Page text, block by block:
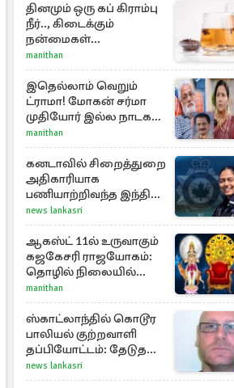
தினமும் ஒரு கப் கிராம்பு
நீர்.., கிடைக்கும்
நன்மைகள்
என்னென்ன?
manithan
இதெல்லாம் வெறும்
ட்ராமா! மோகன் சர்மா
முதியோர் இல்ல நாடகம்
குறித்து குட்டி பத்மினி
பரபரப்பு பேட்டி
manithan
கனடாவில் சிறைத்துறை
அதிகாரியாக
பணியாற்றிவந்த இந்திய
இளம்பெண்: விபத்தில்
பலி
news lankasri
ஆகஸ்ட் 11ல் உருவாகும்
கஜகேசரி ராஜயோகம்:
தொழில் நிலையில்
அதிர்ஷ்டம் பெறும் 3
ராசிகள்!
manithan
ஸ்காட்லாந்தில் கொடூர
பாலியல் குற்றவாளி
தப்பியோட்டம்: தேடுதல்
வேட்டையில்
காவல்துறையினர்
news lankasri